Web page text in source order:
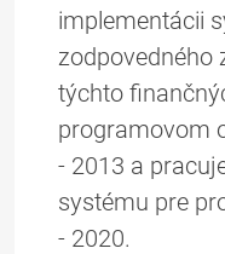
implementácii
zodpovedného
týchto
programovom
- 2013 a
systému pre
- 2020.